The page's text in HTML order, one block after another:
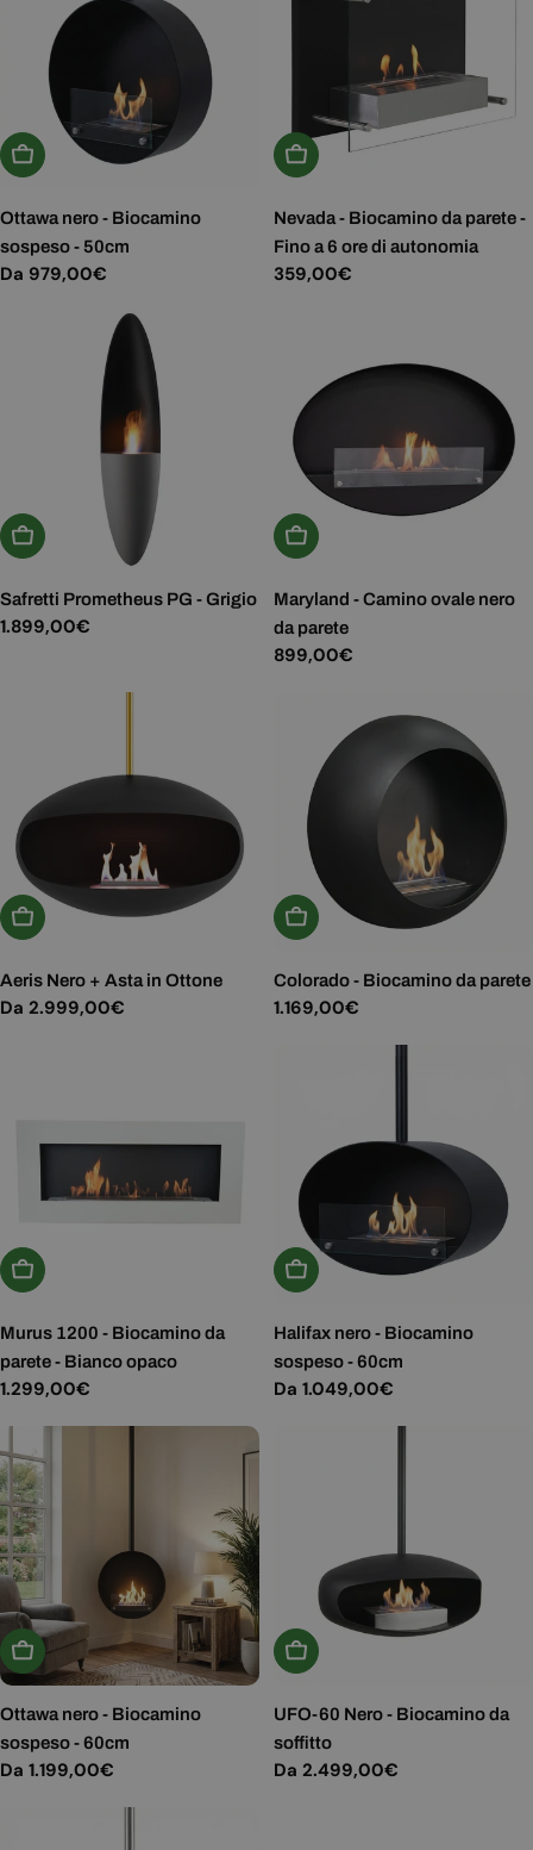
Scegli Le Opzioni
Ottawa nero - Biocamino
sospeso - 50cm
Prezzo
Da 979,00€
Aggiungi Al Carrello
Nevada - Biocamino da parete -
Fino a 6 ore di autonomia
Prezzo
359,00€
Aggiungi Al Carrello
Safretti Prometheus PG - Grigio
Prezzo
1.899,00€
Aggiungi Al Carrello
Maryland - Camino ovale nero
da parete
Prezzo
899,00€
Scegli Le Opzioni
Aeris Nero + Asta in Ottone
Prezzo
Da 2.999,00€
Aggiungi Al Carrello
Colorado - Biocamino da parete
Prezzo
1.169,00€
Aggiungi Al Carrello
Murus 1200 - Biocamino da
parete - Bianco opaco
Prezzo
1.299,00€
Scegli Le Opzioni
Halifax nero - Biocamino
sospeso - 60cm
Prezzo
Da 1.049,00€
Scegli Le Opzioni
Ottawa nero - Biocamino
sospeso - 60cm
Prezzo
Da 1.199,00€
Scegli Le Opzioni
UFO-60 Nero - Biocamino da
soffitto
Prezzo
Da 2.499,00€